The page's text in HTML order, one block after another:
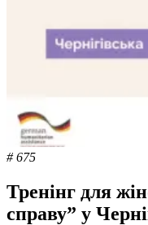
# 675
Тренінг для
справу” у